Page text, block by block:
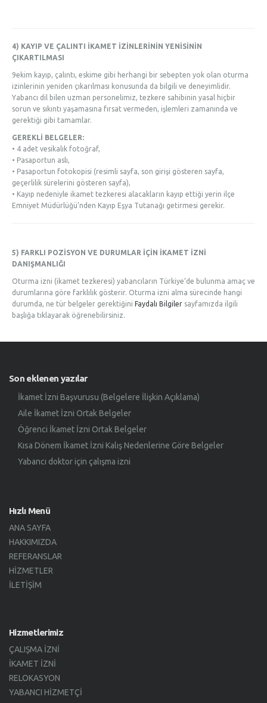
4) KAYIP VE ÇALINTI İKAMET İZİNLERİNİN YENİSİNİN
ÇIKARTILMASI
9ekim kayıp, çalıntı, eskime gibi herhangi bir sebepten yok olan oturma
izinlerinin yeniden çıkarılması konusunda da bilgili ve deneyimlidir.
Yabancı dil bilen uzman personelimiz, tezkere sahibinin yasal hiçbir
sorun ve sıkıntı yaşamasına fırsat vermeden, işlemleri zamanında ve
gerektiği gibi tamamlar.
GEREKLİ BELGELER:
• 4 adet vesikalık fotoğraf,
• Pasaportun aslı,
• Pasaportun fotokopisi (resimli sayfa, son girişi gösteren sayfa,
geçerlilik sürelerini gösteren sayfa),
• Kayıp nedeniyle ikamet tezkeresi alacakların kayıp ettiği yerin ilçe
Emniyet Müdürlüğü’nden Kayıp Eşya Tutanağı getirmesi gerekir.
5) FARKLI POZİSYON VE DURUMLAR İÇİN İKAMET İZNİ
DANIŞMANLIĞI
Oturma izni (ikamet tezkeresi) yabancıların Türkiye’de bulunma amaç ve
durumlarına göre farklılık gösterir. Oturma izni alma sürecinde hangi
durumda, ne tür belgeler gerektiğini Faydalı Bilgiler sayfamızda ilgili
başlığa tıklayarak öğrenebilirsiniz.
Son eklenen yazılar
İkamet İzni Başvurusu (Belgelere İlişkin Açıklama)
Aile İkamet İzni Ortak Belgeler
Öğrenci İkamet İzni Ortak Belgeler
Kısa Dönem İkamet İzni Kalış Nedenlerine Göre Belgeler
Yabancı doktor için çalışma izni
Hızlı Menü
ANA SAYFA
HAKKIMIZDA
REFERANSLAR
HIZMETLER
İLETIŞIM
Hizmetlerimiz
ÇALIŞMA İZNI
İKAMET İZNI
RELOKASYON
YABANCI HIZMETÇI